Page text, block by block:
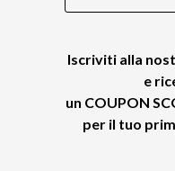
Iscriviti alla
e
un COUPON
per il tuo